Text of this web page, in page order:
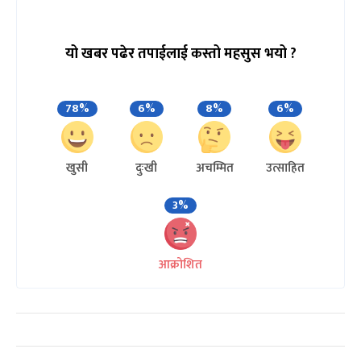
यो खबर पढेर तपाईलाई कस्तो महसुस भयो ?
78%
खुसी
6%
दुःखी
8%
अचम्मित
6%
उत्साहित
3%
आक्रोशित